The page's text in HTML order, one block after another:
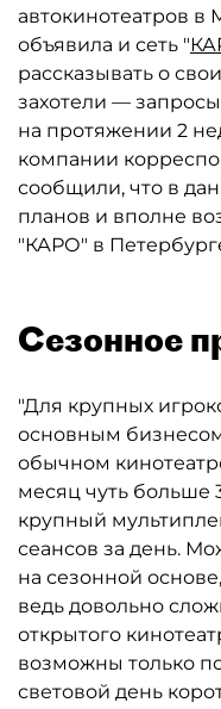
автокинотеатров в
объявила и сеть "
рассказывать о
захотели —
на протяжении 2
компании
сообщили, что в
планов и вполне
"КАРО" в
Сезонное
"Для крупных
основным
обычном
месяц чуть больше
крупный
сеансов за день.
на сезонной
ведь довольно
открытого
возможны только
световой день